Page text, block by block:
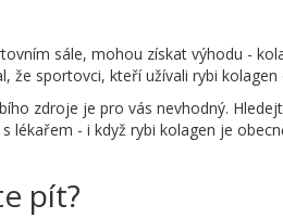
sále, mohou získat výhodu -
že sportovci, kteří užívali rybi
zdroje je pro vás nevhodný.
- i když rybi kolagen je
pít?